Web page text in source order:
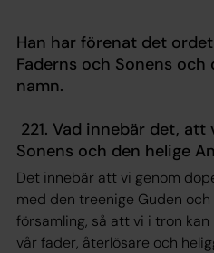
Han har förenat det
Faderns och Sonens och
namn.
221. Vad innebär det, att
Sonens och den helige
Det innebär att vi genom
med den treenige Guden
församling, så att vi i tron kan
vår fader, återlösare och